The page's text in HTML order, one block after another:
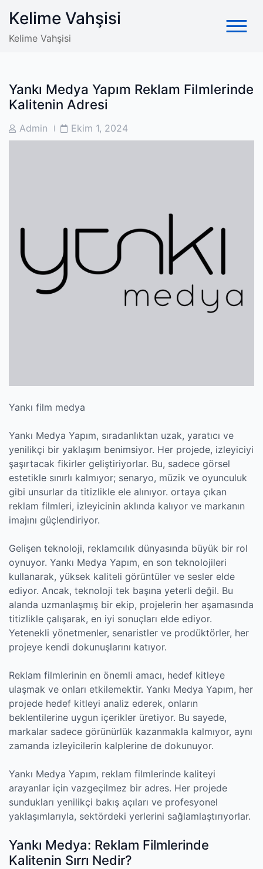
content
Kelime Vahşisi
Kelime Vahşisi
Yankı Medya Yapım Reklam Filmlerinde
Kalitenin Adresi
Post
Author
Admin
Post
Date
Ekim 1, 2024
Yankı film medya
Yankı Medya Yapım, sıradanlıktan uzak, yaratıcı ve
yenilikçi bir yaklaşım benimsiyor. Her projede, izleyiciyi
şaşırtacak fikirler geliştiriyorlar. Bu, sadece görsel
estetikle sınırlı kalmıyor; senaryo, müzik ve oyunculuk
gibi unsurlar da titizlikle ele alınıyor. ortaya çıkan
reklam filmleri, izleyicinin aklında kalıyor ve markanın
imajını güçlendiriyor.
Gelişen teknoloji, reklamcılık dünyasında büyük bir rol
oynuyor. Yankı Medya Yapım, en son teknolojileri
kullanarak, yüksek kaliteli görüntüler ve sesler elde
ediyor. Ancak, teknoloji tek başına yeterli değil. Bu
alanda uzmanlaşmış bir ekip, projelerin her aşamasında
titizlikle çalışarak, en iyi sonuçları elde ediyor.
Yetenekli yönetmenler, senaristler ve prodüktörler, her
projeye kendi dokunuşlarını katıyor.
Reklam filmlerinin en önemli amacı, hedef kitleye
ulaşmak ve onları etkilemektir. Yankı Medya Yapım, her
projede hedef kitleyi analiz ederek, onların
beklentilerine uygun içerikler üretiyor. Bu sayede,
markalar sadece görünürlük kazanmakla kalmıyor, aynı
zamanda izleyicilerin kalplerine de dokunuyor.
Yankı Medya Yapım, reklam filmlerinde kaliteyi
arayanlar için vazgeçilmez bir adres. Her projede
sundukları yenilikçi bakış açıları ve profesyonel
yaklaşımlarıyla, sektördeki yerlerini sağlamlaştırıyorlar.
Yankı Medya: Reklam Filmlerinde
Kalitenin Sırrı Nedir?